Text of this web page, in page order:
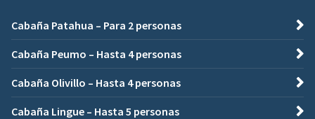
Cabaña Patahua – Para 2 personas
Cabaña Peumo – Hasta 4 personas
Cabaña Olivillo – Hasta 4 personas
Cabaña Lingue – Hasta 5 personas